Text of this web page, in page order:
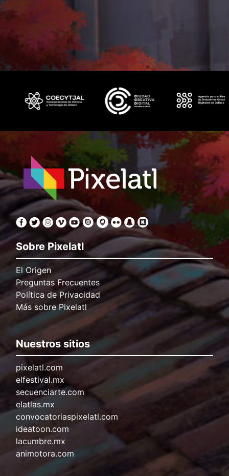
Sobre Pixelatl
El Origen
Preguntas Frecuentes
Política de Privacidad
Más sobre Pixelatl
Nuestros sitios
pixelatl.com
elfestival.mx
secuenciarte.com
elatlas.mx
convocatoriaspixelatl.com
ideatoon.com
lacumbre.mx
animotora.com